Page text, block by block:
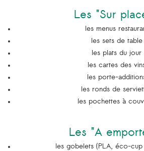
Les "Sur
les menus
les sets de table
les plats du jour
les cartes des
les porte-
les ronds de
les pochettes à
Les "A
les gobelets (PLA, éco-